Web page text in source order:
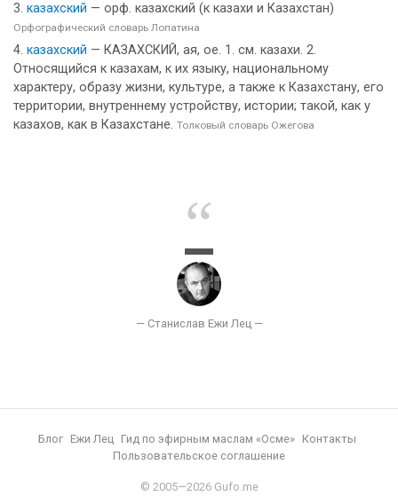
казахский — орф. казахский (к казахи и Казахстан)
Орфографический словарь Лопатина
казахский — КАЗАХСКИЙ, ая, ое. 1. см. казахи. 2.
Относящийся к казахам, к их языку, национальному
характеру, образу жизни, культуре, а также к Казахстану, его
территории, внутреннему устройству, истории; такой, как у
казахов, как в Казахстане. Толковый словарь Ожегова
Блог Ежи Лец Гид по эфирным маслам «Осме»
Контакты
Пользовательское соглашение
© 2005—2026 Gufo.me